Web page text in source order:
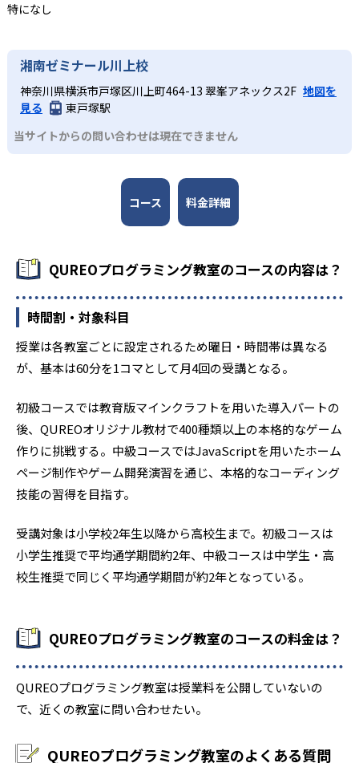
を網羅。中級コースではJavaScriptを中心に学び、スモー
ルステップで徐々に本格的なコーディングに挑戦してい
く。学習を通して、大学入試問題にも対応できる実践力を
養成する。
中学生・高校生に推奨の中級コースでは、実際にホームペ
ぶ。JavaScriptを中心に学び、スモールステップで徐々に
本格的なコーディングに挑戦していく。カリキュラムは
「プログラミング能力検定」に準拠しており、日々の授業
が検定対策にもなる。検定などを通して達成感を味わいな
ったプログラミングの知識をみにつけていくことができ
一部教室では無料体験が実施されていない場合があるた
要とされているが、教室によっては持ち込みのパソコンで
授業を行う場合もある。その他、一部の教室では特定のコ
ースしか開講していない場合もあるなど、教室によって状
況が異なるため、必ず通う予定の教室に問い合わせて詳細
を確認しておこう。
特になし
湘南ゼミナール川上校
神奈川県横浜市戸塚区川上町464-13 翠峯アネックス2F 地図を
見る
東戸塚駅
当サイトからの問い合わせは現在できません
コース 料金詳細
QUREOプログラミング教室のコースの内容は？
時間割・対象科目
授業は各教室ごとに設定されるため曜日・時間帯は異なる
が、基本は60分を1コマとして月4回の受講となる。
初級コースでは教育版マインクラフトを用いた導入パートの
後、QUREOオリジナル教材で400種類以上の本格的なゲーム
作りに挑戦する。中級コースではJavaScriptを用いたホーム
ページ制作やゲーム開発演習を通じ、本格的なコーディング
技能の習得を目指す。
受講対象は小学校2年生以降から高校生まで。初級コースは
小学生推奨で平均通学期間約2年、中級コースは中学生・高
校生推奨で同じく平均通学期間が約2年となっている。
QUREOプログラミング教室のコースの料金は？
QUREOプログラミング教室は授業料を公開していないの
で、近くの教室に問い合わせたい。
QUREOプログラミング教室のよくある質問